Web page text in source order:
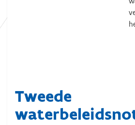
Tweede